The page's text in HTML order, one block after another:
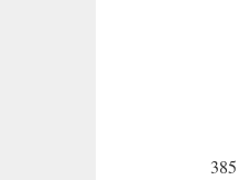
385